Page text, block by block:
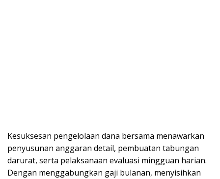
Kesuksesan pengelolaan dana bersama menawarkan
penyusunan anggaran detail, pembuatan tabungan
darurat, serta pelaksanaan evaluasi mingguan harian.
Dengan menggabungkan gaji bulanan, menyisihkan